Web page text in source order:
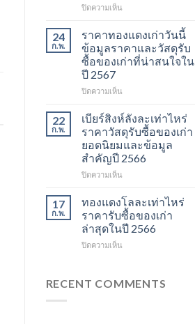
วัสดุ
รีไซเคิล
ที่
2567
ปิดความเห็นบน
เก่า
ราคา
รีไซเคิล
และ
วัสดุ
สำคัญ
ในปี
24
ก.พ.
ราคาทองแดงเก่าวันนี้
ข้อมูลราคาและวัสดุรับ
ซื้อของเก่าที่น่าสนใจใน
ปี 2567
ปิดความเห็นบน
ทองแดง
เก่า
วัน
นี้
ข้อมูล
วัสดุ
รับ
ซื้อ
ของ
เก่า
สนใจ
22
ก.พ.
เบียร์สิงห์ลังละเท่าไหร่
ราคาวัสดุรับซื้อของเก่า
ยอดนิยมและข้อมูล
สำคัญปี 2566
ปิดความเห็นบน
สิงห์
ลัง
ละ
เท่า
ไหร่
รับ
17
ก.พ.
ทองแดงโลละเท่าไหร่
ราคารับซื้อของเก่า
ล่าสุดในปี 2566
ปิดความเห็นบน
โล
RECENT COMMENTS